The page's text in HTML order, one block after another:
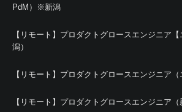
PdM）※新潟
【リモート】プロダクトグロースエンジニア
潟）
【リモート】プロダクトグロースエンジニア（
【リモート】プロダクトグロースエンジニア（